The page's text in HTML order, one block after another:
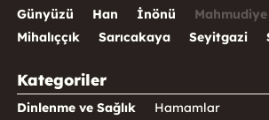
Günyüzü
Han İnönü Mahmudiye
Mihalıççık
Sarıcakaya Seyitgazi
Kategoriler
Dinlenme ve Sağlık
Hamamlar